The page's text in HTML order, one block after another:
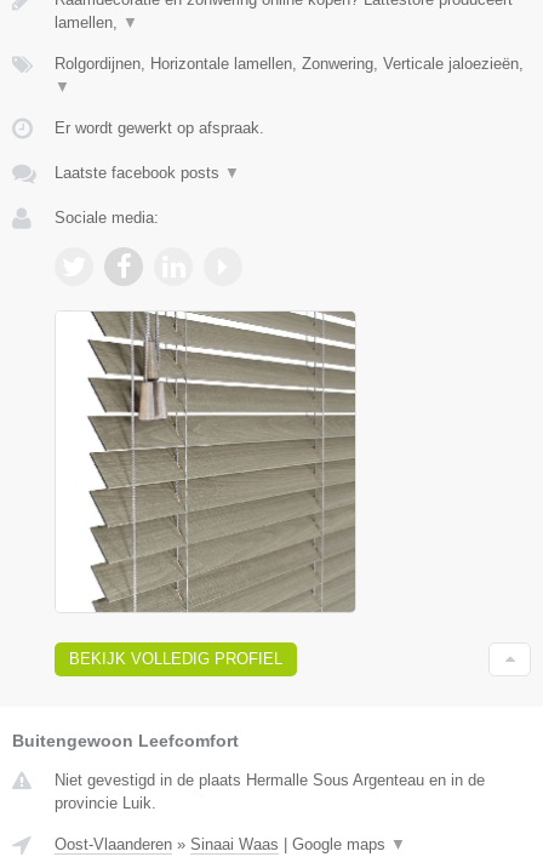
lamellen, ▼
Rolgordijnen, Horizontale lamellen, Zonwering, Verticale jaloezieën,
▼
Er wordt gewerkt op afspraak.
Laatste facebook posts ▼
Sociale media:
BEKIJK VOLLEDIG PROFIEL
Buitengewoon Leefcomfort
Niet gevestigd in de plaats Hermalle Sous Argenteau en in de
provincie Luik.
Oost-Vlaanderen » Sinaai Waas Google maps ▼